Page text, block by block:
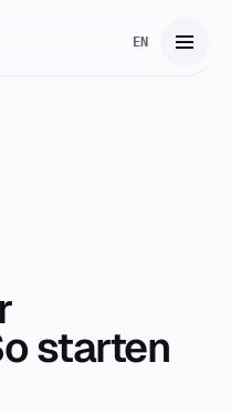
EN
starten